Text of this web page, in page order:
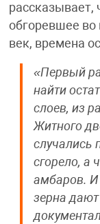
рассказывает,
обгоревшее во
век, времена
«Первый
найти
слоев, из
Житного
случались
сгорело, а
амбаров. И
зерна